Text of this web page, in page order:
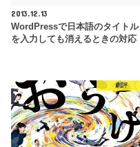
2013.12.13
WordPressで日本語のタイトル
を入力しても消えるときの対応
劇評